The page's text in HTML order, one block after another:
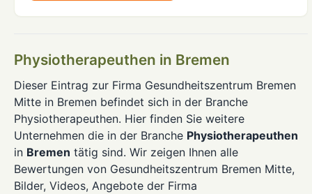
Physiotherapeuthen in Bremen
Dieser Eintrag zur Firma Gesundheitszentrum Bremen
Mitte in Bremen befindet sich in der Branche
Physiotherapeuthen. Hier finden Sie weitere
Unternehmen die in der Branche Physiotherapeuthen
in Bremen tätig sind. Wir zeigen Ihnen alle
Bewertungen von Gesundheitszentrum Bremen Mitte,
Bilder, Videos, Angebote der Firma